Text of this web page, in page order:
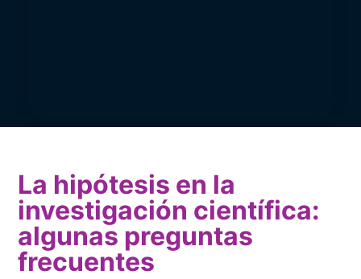
La hipótesis en la
investigación científica:
algunas preguntas
frecuentes